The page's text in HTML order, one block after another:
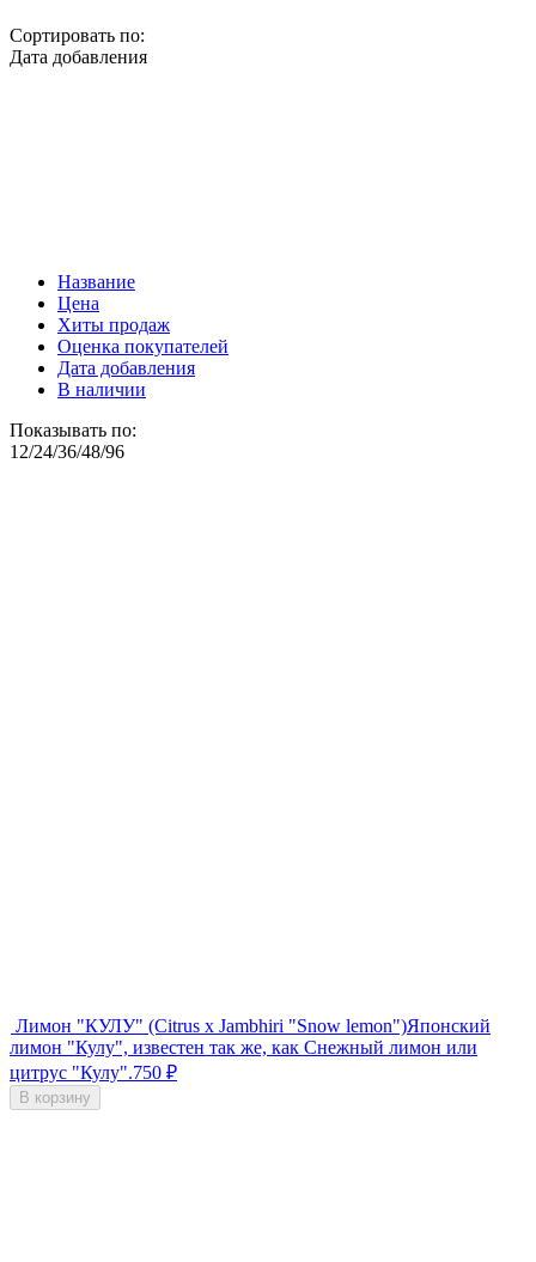
Сортировать по:
Дата добавления
Название
Цена
Хиты продаж
Оценка покупателей
Дата добавления
В наличии
Показывать по:
12/24/36/48/96
Лимон "КУЛУ" (Citrus x Jambhiri "Snow lemon")Японский
лимон "Кулу", известен так же, как Снежный лимон или
цитрус "Кулу".750 ₽
В корзину